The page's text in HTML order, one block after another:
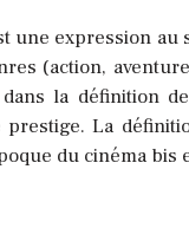
une expression
(action,
la définition
La
du cinéma